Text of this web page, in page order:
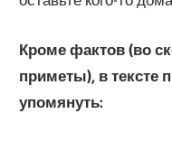
Кроме фактов (во
приметы), в тексте
упомянуть: